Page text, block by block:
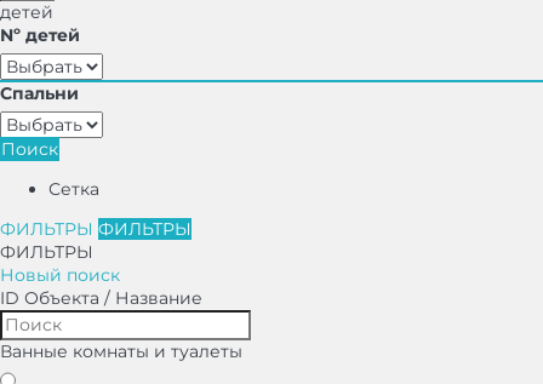
детей
Nº детей
Спальни
Поиск
Сетка
ФИЛЬТРЫ ФИЛЬТРЫ
ФИЛЬТРЫ
Новый поиск
ID Объекта / Название
Ванные комнаты и туалеты